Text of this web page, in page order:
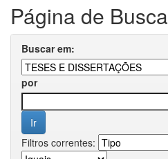
Página de Busca
Buscar em:
por
Filtros correntes: